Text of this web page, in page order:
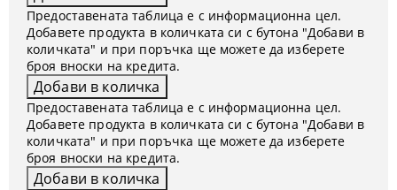
Предоставената таблица е с информационна цел.
Добавете продукта в количката си с бутона "Добави в
количката" и при поръчка ще можете да изберете
броя вноски на кредита.
Предоставената таблица е с информационна цел.
Добавете продукта в количката си с бутона "Добави в
количката" и при поръчка ще можете да изберете
броя вноски на кредита.